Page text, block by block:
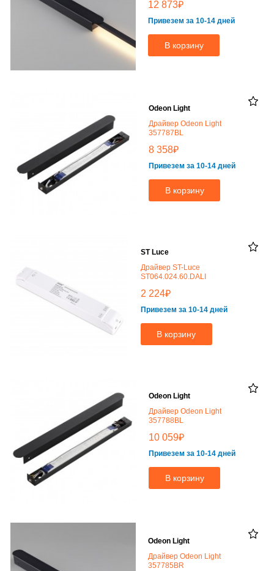
12 873₽
Привезем за 10-14 дней
В корзину
Odeon Light
Драйвер Odeon Light
357787BL
8 358₽
Привезем за 10-14 дней
В корзину
ST Luce
Драйвер ST-Luce
ST064.024.60.DALI
2 224₽
Привезем за 10-14 дней
В корзину
Odeon Light
Драйвер Odeon Light
357788BL
10 059₽
Привезем за 10-14 дней
В корзину
Odeon Light
Драйвер Odeon Light
357785BR